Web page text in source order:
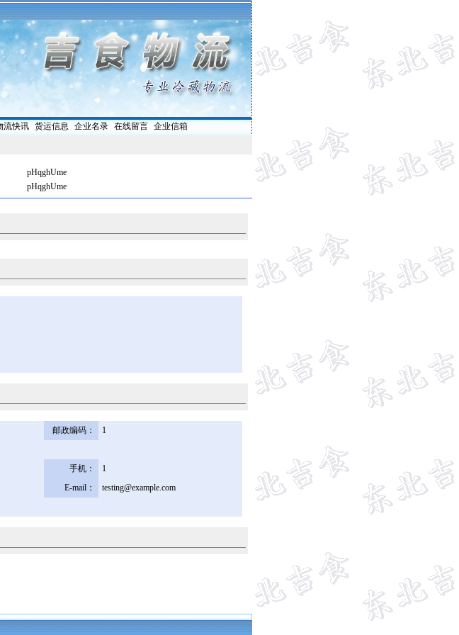
流快讯| 货运信息 企业名录| 在线留言| 企业信箱
pHqghUme
pHqghUme
邮政编码：
1
手机：
1
E-mail：
testing@example.com